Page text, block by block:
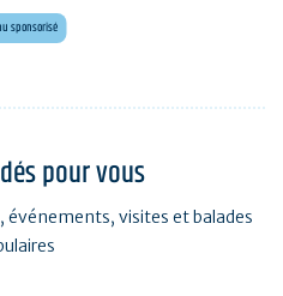
sponsorisé
à deux pas de l'océan
pour vous
visites et balades